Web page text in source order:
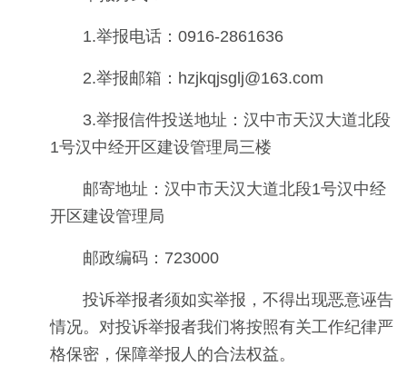
1.举报电话：0916-2861636
2.举报邮箱：hzjkqjsglj@163.com
3.举报信件投送地址：汉中市天汉大道北段
1号汉中经开区建设管理局三楼
邮寄地址：汉中市天汉大道北段1号汉中经
开区建设管理局
邮政编码：723000
投诉举报者须如实举报，不得出现恶意诬告
情况。对投诉举报者我们将按照有关工作纪律严
格保密，保障举报人的合法权益。